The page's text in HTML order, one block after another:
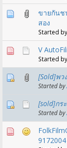
ขายกันช
สอง
Started by
V
Started by
[Sold]พว
Started by
[sold]กร
Started by